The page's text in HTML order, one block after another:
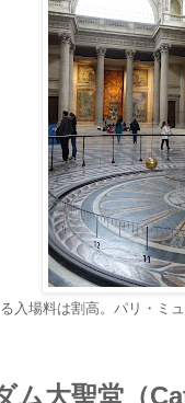
入場料は割高。パリ・ミ
ム大聖堂（